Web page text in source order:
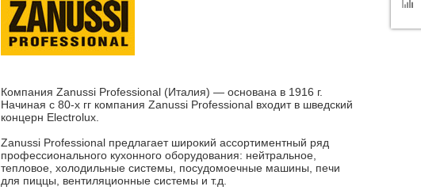
Компания Zanussi Professional (Италия) — основана в 1916 г.
Начиная с 80-х гг компания Zanussi Professional входит в шведский
концерн Electrolux.
Zanussi Professional предлагает широкий ассортиментный ряд
профессионального кухонного оборудования: нейтральное,
тепловое, холодильные системы, посудомоечные машины, печи
для пиццы, вентиляционные системы и т.д.